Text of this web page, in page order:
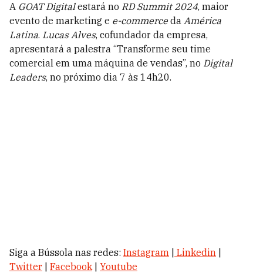
A GOAT Digitalestará no RD Summit 2024, maior
evento de marketing e e-commerceda América
Latina. Lucas Alves, cofundador da empresa,
apresentará a palestra “Transforme seu time
comercial em uma máquina de vendas”, no Digital
Leaders, no próximo dia 7 às 14h20.
Siga a Bússola nas redes: Instagram Linkedin
Twitter
Facebook| Youtube